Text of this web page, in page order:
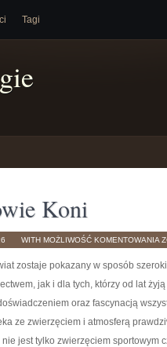
Tagi
Koni
WITH MOŻLIWOŚĆ KOMENTOWANIA
I
zostaje pokazany w sposób
jak i dla tych, którzy od lat
oraz fascynacją
ze zwierzęciem i atmosferą
jest tylko zwierzęciem sportowym